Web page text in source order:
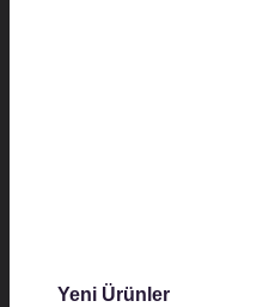
Yeni Ürünler